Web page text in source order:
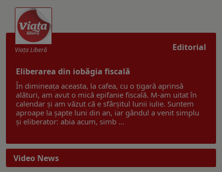
Editorial
Viaţa Liberă
Eliberarea din iobăgia fiscală
În dimineața aceasta, la cafea, cu o țigară aprinsă
alături, am avut o mică epifanie fiscală. M-am uitat în
calendar și am văzut că e sfârșitul lunii iulie. Suntem
aproape la șapte luni din an, iar gândul a venit simplu
și eliberator: abia acum, simb ...
Video News